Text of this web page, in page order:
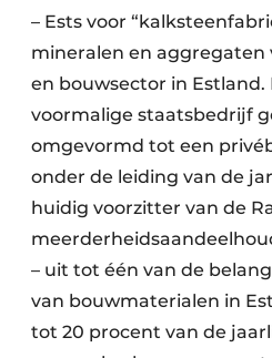
– Ests voor
mineralen en aggregaten
en bouwsector in Estland.
voormalige staatsbedrijf
omgevormd tot een
onder de leiding van de
huidig voorzitter van de
– uit tot één van de
van bouwmaterialen in
tot 20 procent van de